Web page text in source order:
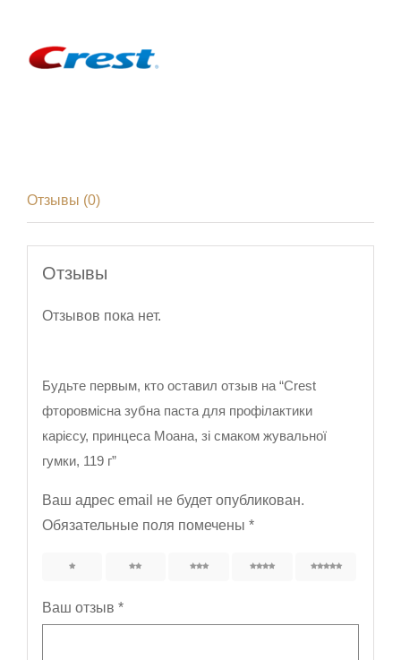
Отзывы (0)
Отзывы
Отзывов пока нет.
Будьте первым, кто оставил отзыв на “Crest
фторовмісна зубна паста для профілактики
карієсу, принцеса Моана, зі смаком жувальної
гумки, 119 г”
Ваш адрес email не будет опубликован.
Обязательные поля помечены *
5
Ваш отзыв *